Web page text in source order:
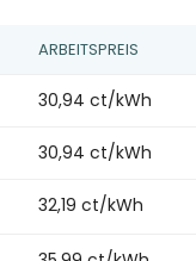
ARBEITSPREIS
30,94 ct/kWh
30,94 ct/kWh
32,19 ct/kWh